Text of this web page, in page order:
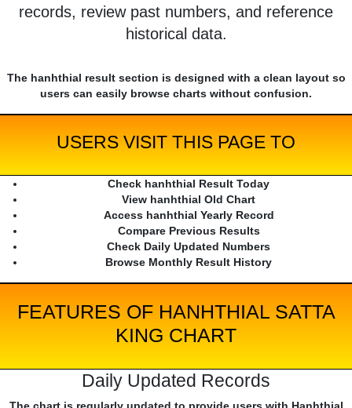
records, review past numbers, and reference
historical data.
The hanhthial result section is designed with a clean layout so
users can easily browse charts without confusion.
USERS VISIT THIS PAGE TO
Check hanhthial Result Today
View hanhthial Old Chart
Access hanhthial Yearly Record
Compare Previous Results
Check Daily Updated Numbers
Browse Monthly Result History
FEATURES OF HANHTHIAL SATTA
KING CHART
Daily Updated Records